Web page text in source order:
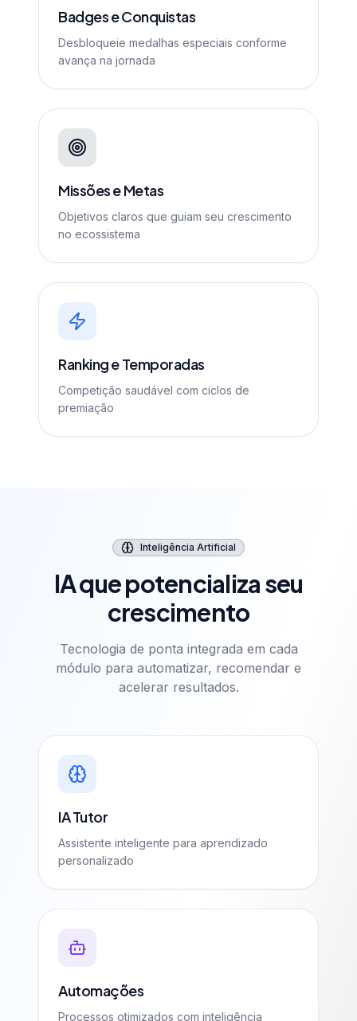
Badges e Conquistas
Desbloqueie medalhas especiais conforme
avança na jornada
Missões e Metas
Objetivos claros que guiam seu crescimento
no ecossistema
Ranking e Temporadas
Competição saudável com ciclos de
premiação
Inteligência Artificial
IA que potencializa seu
crescimento
Tecnologia de ponta integrada em cada
módulo para automatizar, recomendar e
acelerar resultados.
IA Tutor
Assistente inteligente para aprendizado
personalizado
Automações
Processos otimizados com inteligência